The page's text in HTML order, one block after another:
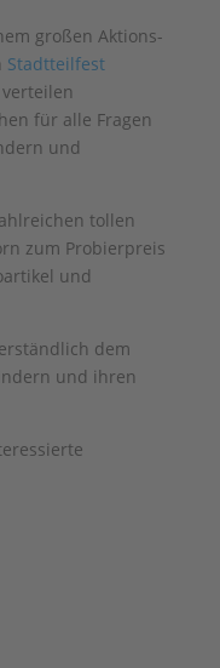
großen Aktions-
Stadtteilfest
für alle Fragen
und
tollen
zum Probierpreis
und
dem
und ihren